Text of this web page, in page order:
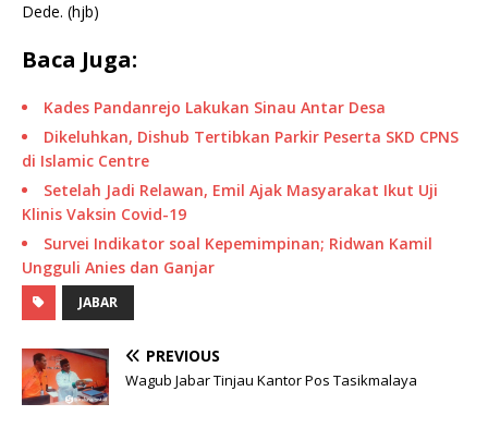
Dede. (hjb)
Baca Juga:
Kades Pandanrejo Lakukan Sinau Antar Desa
Dikeluhkan, Dishub Tertibkan Parkir Peserta SKD CPNS
di Islamic Centre
Setelah Jadi Relawan, Emil Ajak Masyarakat Ikut Uji
Klinis Vaksin Covid-19
Survei Indikator soal Kepemimpinan; Ridwan Kamil
Ungguli Anies dan Ganjar
JABAR
PREVIOUS
Wagub Jabar Tinjau Kantor Pos Tasikmalaya